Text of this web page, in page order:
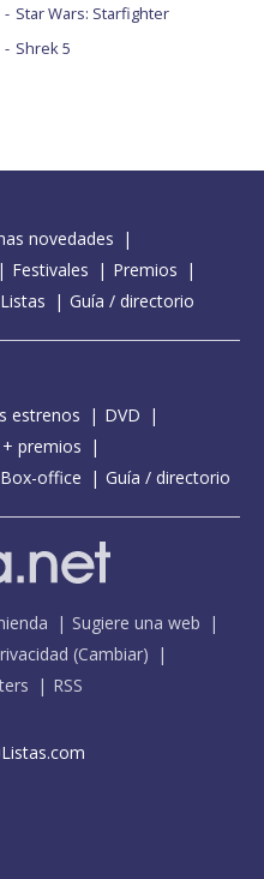
Star Wars: Starfighter
Shrek 5
novedades
Festivales
Premios
Listas Guía / directorio
estrenos
DVD
premios
Box-office Guía / directorio
Sugiere una web
(Cambiar)
RSS